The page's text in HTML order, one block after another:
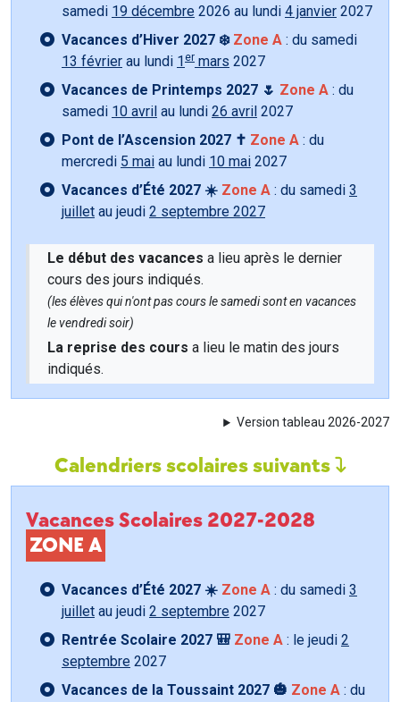
samedi 19 décembre 2026 au lundi 4 janvier 2027
Vacances d’Hiver 2027 ❄️ Zone A : du samedi
13 février au lundi 1 er mars 2027
Vacances de Printemps 2027 🌷 Zone A : du
samedi 10 avril au lundi 26 avril 2027
Pont de l’Ascension 2027 ✝️ Zone A : du
mercredi 5 mai au lundi 10 mai 2027
Vacances d’Été 2027 ☀️ Zone A : du samedi 3
juillet au jeudi 2 septembre 2027
Le début des vacances a lieu après le dernier
cours des jours indiqués.
(les élèves qui n'ont pas cours le samedi sont en vacances
le vendredi soir)
La reprise des cours a lieu le matin des jours
indiqués.
Version tableau 2026-2027
Calendriers scolaires suivants
Vacances Scolaires 2027-2028
ZONE A
Vacances d’Été 2027 ☀️ Zone A : du samedi 3
juillet au jeudi 2 septembre 2027
Rentrée Scolaire 2027 🎒 Zone A : le jeudi 2
septembre 2027
Vacances de la Toussaint 2027 🎃 Zone A : du